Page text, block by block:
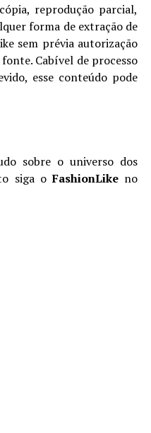
reprodução parcial,
forma de extração de
sem prévia autorização
Cabível de processo
esse conteúdo pode
sobre o universo dos
siga oFashionLike no